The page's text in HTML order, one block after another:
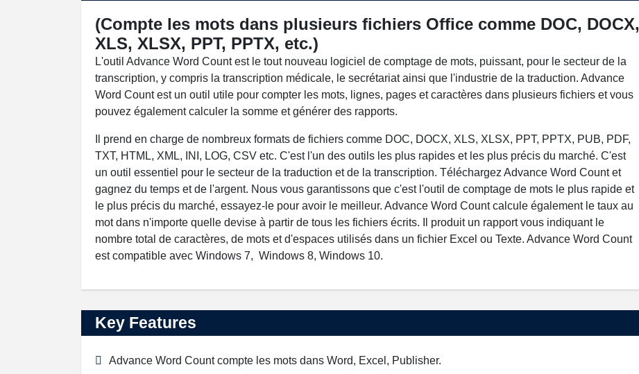
(Compte les mots dans plusieurs fichiers Office comme DOC, DOCX,
XLS, XLSX, PPT, PPTX, etc.)
L'outil Advance Word Count est le tout nouveau logiciel de comptage de mots, puissant, pour le secteur de la
transcription, y compris la transcription médicale, le secrétariat ainsi que l'industrie de la traduction. Advance
Word Count est un outil utile pour compter les mots, lignes, pages et caractères dans plusieurs fichiers et vous
pouvez également calculer la somme et générer des rapports.
Il prend en charge de nombreux formats de fichiers comme DOC, DOCX, XLS, XLSX, PPT, PPTX, PUB, PDF,
TXT, HTML, XML, INI, LOG, CSV etc. C'est l'un des outils les plus rapides et les plus précis du marché. C'est
un outil essentiel pour le secteur de la traduction et de la transcription. Téléchargez Advance Word Count et
gagnez du temps et de l'argent. Nous vous garantissons que c'est l'outil de comptage de mots le plus rapide et
le plus précis du marché, essayez-le pour avoir le meilleur. Advance Word Count calcule également le taux au
mot dans n'importe quelle devise à partir de tous les fichiers écrits. Il produit un rapport vous indiquant le
nombre total de caractères, de mots et d'espaces utilisés dans un fichier Excel ou Texte. Advance Word Count
est compatible avec Windows 7, Windows 8, Windows 10.
Key Features
Advance Word Count compte les mots dans Word, Excel, Publisher.